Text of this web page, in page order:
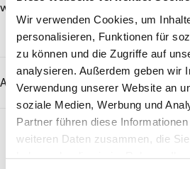
Wir verwenden Cookies, um
personalisieren, Funktionen für
zu können und die Zugriffe auf
analysieren. Außerdem geben wir
Verwendung unserer Website an
soziale Medien, Werbung und
Partner führen diese
weiteren Daten zusammen, die
weitere Informationen zum Thema
Artikel teilen: teilen